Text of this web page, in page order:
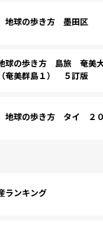
地球の歩き方 墨田区
球の歩き方 島旅 奄美
奄美群島１） ５訂版
地球の歩き方 タイ ２０
ランキング